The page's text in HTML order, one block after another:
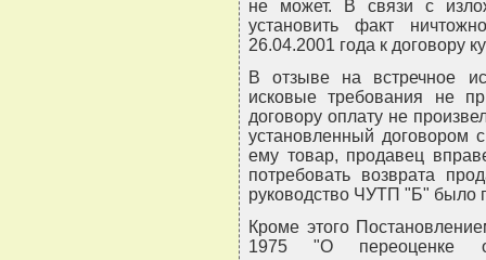
не может. В связи с
установить факт
26.04.2001 года к договору
В отзыве на встречное
исковые требования не
договору оплату не
установленный договором
ему товар, продавец
потребовать возврата
руководство ЧУТП "Б" было
Кроме этого
1975 "О переоценке